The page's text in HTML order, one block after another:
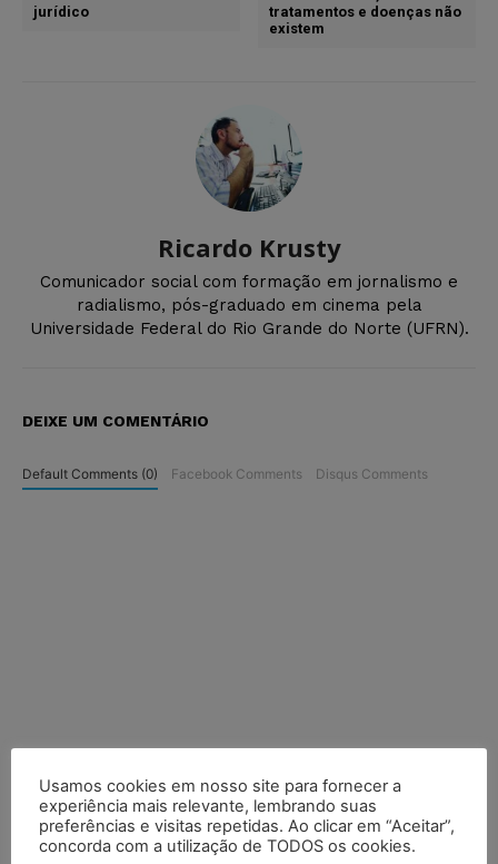
jurídico
tratamentos e doenças não
existem
Ricardo Krusty
Comunicador social com formação em jornalismo e
radialismo, pós-graduado em cinema pela
Universidade Federal do Rio Grande do Norte (UFRN).
DEIXE UM COMENTÁRIO
Default Comments (0) Facebook Comments Disqus Comments
Usamos cookies em nosso site para fornecer a
experiência mais relevante, lembrando suas
preferências e visitas repetidas. Ao clicar em “Aceitar”,
concorda com a utilização de TODOS os cookies.